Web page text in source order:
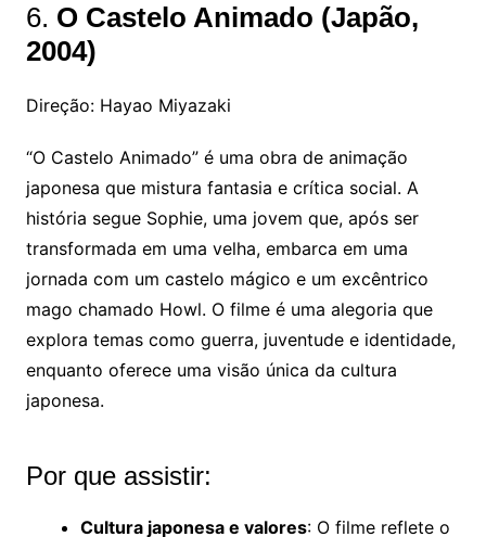
6. O Castelo Animado (Japão,
2004)
Direção: Hayao Miyazaki
“O Castelo Animado” é uma obra de animação
japonesa que mistura fantasia e crítica social. A
história segue Sophie, uma jovem que, após ser
transformada em uma velha, embarca em uma
jornada com um castelo mágico e um excêntrico
mago chamado Howl. O filme é uma alegoria que
explora temas como guerra, juventude e identidade,
enquanto oferece uma visão única da cultura
japonesa.
Por que assistir:
Cultura japonesa e valores: O filme reflete o